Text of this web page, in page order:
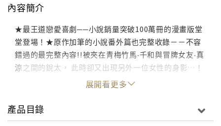
內容簡介
★最王道戀愛喜劇──小說銷量突破100萬冊的漫畫版堂
堂登場！★原作加筆的小說番外篇也完整收錄－－不容
錯過的最完整內容!!被夾在青梅竹馬‧千和與冒牌女友‧真
涼之間的銳太， 此時卻又出現另外一位女性的身影…！
展開看更多
產品目錄